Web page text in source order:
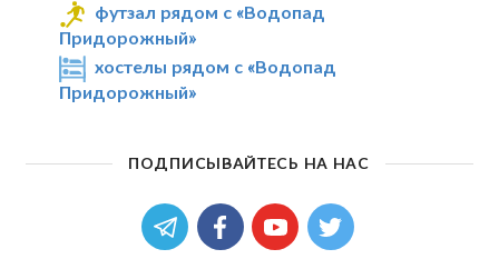
футзал рядом с «Водопад
Придорожный»
хостелы рядом с «Водопад
Придорожный»
ПОДПИСЫВАЙТЕСЬ НА НАС